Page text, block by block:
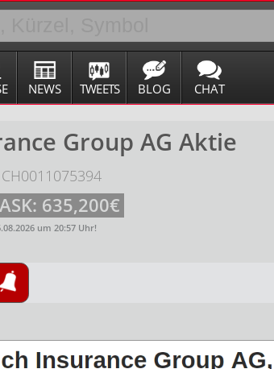
NEWS TWEETS BLOG CHAT
Group AG Aktie
ASK: 635,200€
um 20:57 Uhr!